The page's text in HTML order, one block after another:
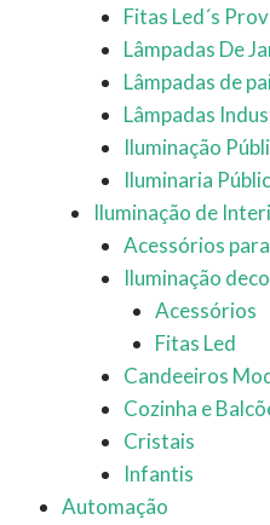
Fitas Led´s
Lâmpadas De
Lâmpadas de
Lâmpadas
Iluminação
Iluminaria
Iluminação de
Acessórios
Iluminação
Acessórios
Fitas Led
Candeeiros
Cozinha e
Cristais
Infantis
Automação